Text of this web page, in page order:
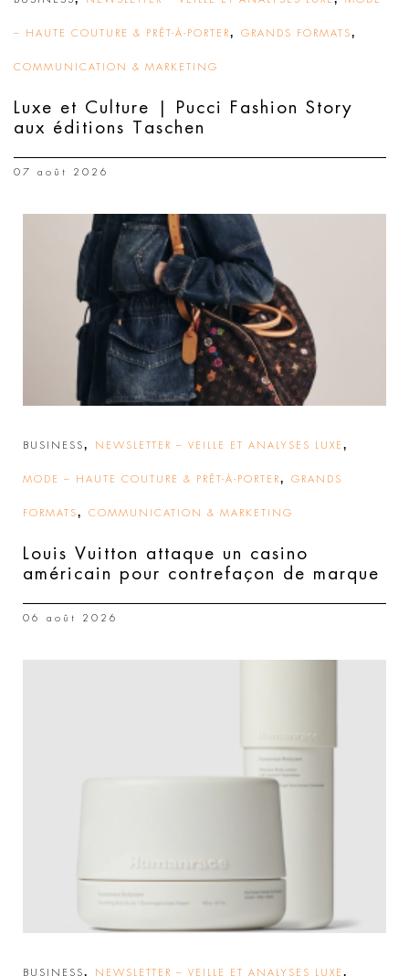
– HAUTE COUTURE & PRÊT-À-PORTER, GRANDS FORMATS,
COMMUNICATION & MARKETING
Luxe et Culture | Pucci Fashion Story
aux éditions Taschen
07 août 2026
BUSINESS, NEWSLETTER – VEILLE ET ANALYSES LUXE ,
MODE – HAUTE COUTURE & PRÊT-À-PORTER, GRANDS
FORMATS, COMMUNICATION & MARKETING
Louis Vuitton attaque un casino
américain pour contrefaçon de marque
06 août 2026
BUSINESS, NEWSLETTER – VEILLE ET ANALYSES LUXE ,